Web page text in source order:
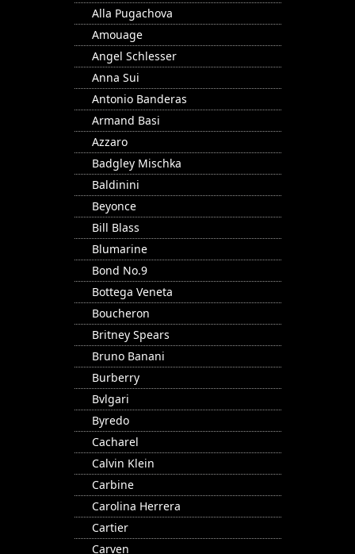
Alla Pugachova
Amouage
Angel Schlesser
Anna Sui
Antonio Banderas
Armand Basi
Azzaro
Badgley Mischka
Baldinini
Beyonce
Bill Blass
Blumarine
Bond No.9
Bottega Veneta
Boucheron
Britney Spears
Bruno Banani
Burberry
Bvlgari
Byredo
Cacharel
Calvin Klein
Carbine
Carolina Herrera
Cartier
Carven